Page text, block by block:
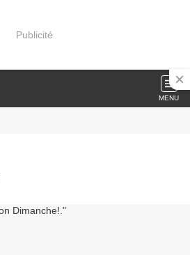
Publicité
MENU